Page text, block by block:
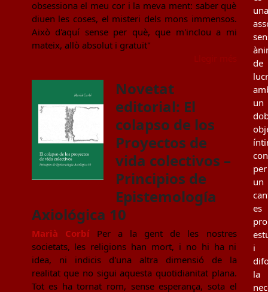
obsessiona el meu cor i la meva ment: saber què
diuen les coses, el misteri dels mons immensos.
Això d'aquí sense per què, que m'inclou a mi
mateix, allò absolut i gratuït"
Novetat
editorial: El
colapso de los
Proyectos de
vida colectivos –
Principios de
Epistemología
Axiológica 10
Marià CorbíPer a la gent de les nostres
societats, les religions han mort, i no hi ha ni
idea, ni indicis d'una altra dimensió de la
realitat que no sigui aquesta quotidianitat plana.
Tot es ha tornat rom, sense esperança, sota el
una
de
un
per
un
es
i
la